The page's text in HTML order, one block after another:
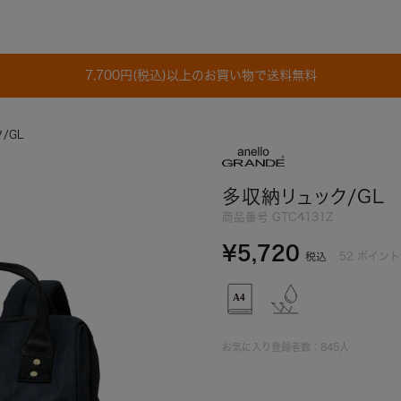
7,700円(税込)以上のお買い物で送料無料
GL
多収納リュック/GL
商品番号 GTC4131Z
¥5,720 税込 52 ポイン
お気に入り登録者数： 845 人